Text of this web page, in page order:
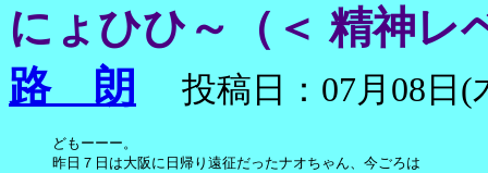
にょひひ～（＜ 精神レ
路 朗 投稿日：07月08日(
どもーーー。
昨日７日は大阪に日帰り遠征だったナオちゃん、今ごろは